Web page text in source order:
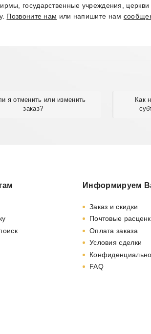
государственные учреждения, церкви
Позвоните нам или напишите нам
я отменить или изменить
заказ?
Как
Информируем
Заказ и скидки
Почтовые
Оплата заказа
Условия сделки
FAQ